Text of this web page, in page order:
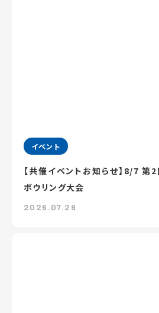
イベント
【共催イベントお知らせ】8/7 第
ボウリング大会
2026.07.29